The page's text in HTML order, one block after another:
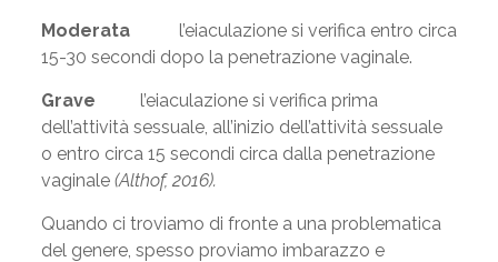
Moderatal’eiaculazione si verifica entro circa
15-30 secondi dopo la penetrazione vaginale.
Grave l’eiaculazione si verifica prima
dell’attività sessuale, all’inizio dell’attività sessuale
o entro circa 15 secondi circa dalla penetrazione
vaginale (Althof, 2016).
Quando ci troviamo di fronte a una problematica
del genere, spesso proviamo imbarazzo e